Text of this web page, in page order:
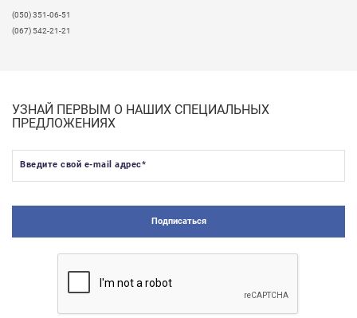
(050) 351-06-51
(067) 542-21-21
УЗНАЙ ПЕРВЫМ О НАШИХ СПЕЦИАЛЬНЫХ
ПРЕДЛОЖЕНИЯХ
Введите свой e-mail адрес*
Подписаться